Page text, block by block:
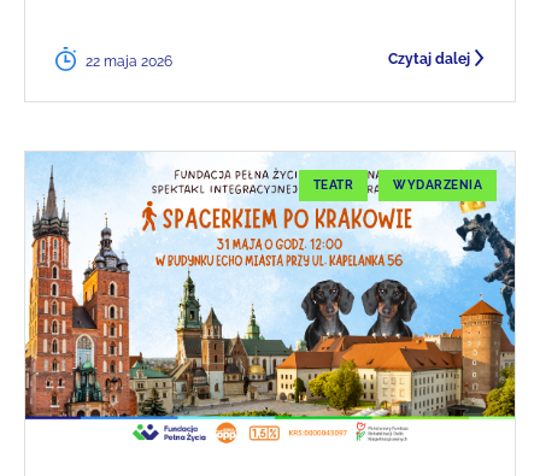
22 maja 2026 Czytaj dalej
TEATR WYDARZENIA